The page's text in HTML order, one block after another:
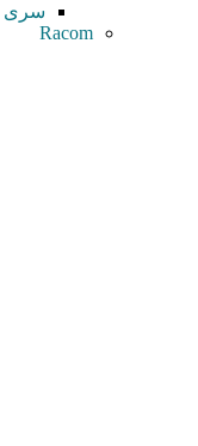
سری RTN
Racom